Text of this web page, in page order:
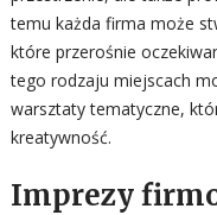
temu każda firma może
które przerośnie
tego rodzaju miejscach
warsztaty tematyczne,
kreatywność.
Imprezy